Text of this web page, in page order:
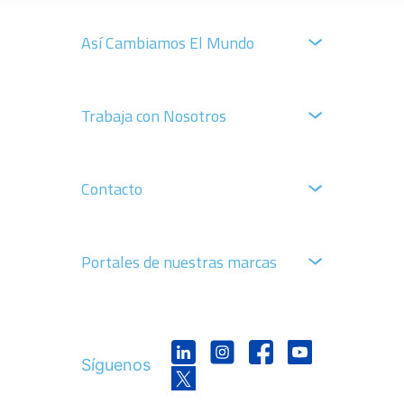
Así Cambiamos El Mundo
Trabaja con Nosotros
Contacto
Portales de nuestras marcas
Síguenos